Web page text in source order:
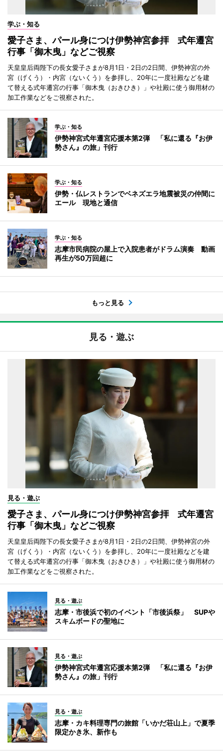
学ぶ・知る
愛子さま、パール身につけ伊勢神宮参拝 式年遷宮
行事「御木曳」などご視察
天皇皇后両陛下の長女愛子さまが8月1日・2日の2日間、伊勢神宮の外
宮（げくう）・内宮（ないくう）を参拝し、20年に一度社殿などを建
て替える式年遷宮の行事「御木曳（おきひき）」や社殿に使う御用材の
加工作業などをご視察された。
学ぶ・知る
伊勢神宮式年遷宮応援本第2弾 「私に還る『お伊
勢さん』の旅」刊行
学ぶ・知る
伊勢・仏レストランでベネズエラ地震被災の仲間に
エール 現地と通信
学ぶ・知る
志摩市民病院の屋上で入院患者がドラム演奏 動画
再生が50万回超に
もっと見る
見る・遊ぶ
見る・遊ぶ
愛子さま、パール身につけ伊勢神宮参拝 式年遷宮
行事「御木曳」などご視察
天皇皇后両陛下の長女愛子さまが8月1日・2日の2日間、伊勢神宮の外
宮（げくう）・内宮（ないくう）を参拝し、20年に一度社殿などを建
て替える式年遷宮の行事「御木曳（おきひき）」や社殿に使う御用材の
加工作業などをご視察された。
見る・遊ぶ
志摩・市後浜で初のイベント「市後浜祭」 SUPや
スキムボードの聖地に
見る・遊ぶ
伊勢神宮式年遷宮応援本第2弾 「私に還る『お伊
勢さん』の旅」刊行
見る・遊ぶ
志摩・カキ料理専門の旅館「いかだ荘山上」で夏季
限定かき氷、新作も